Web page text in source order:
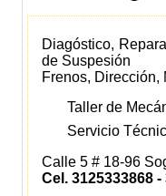
Diagóstico,
de Suspesión
Frenos, Dirección,
Taller de
Servicio
Calle 5 # 18-96
Cel. 3125333868 -